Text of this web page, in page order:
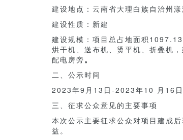
建设地点：云南省大理白族自治州
建设性质：新建
建设规模：项目总占地面积
烘干机、送布机、烫平机、折叠机
配电房旁。
二、公示时间
2023年9月13日-2023年10 月16日
三、征求公众意见的主要事项
本次公示主要征求公众对项目建成
益。